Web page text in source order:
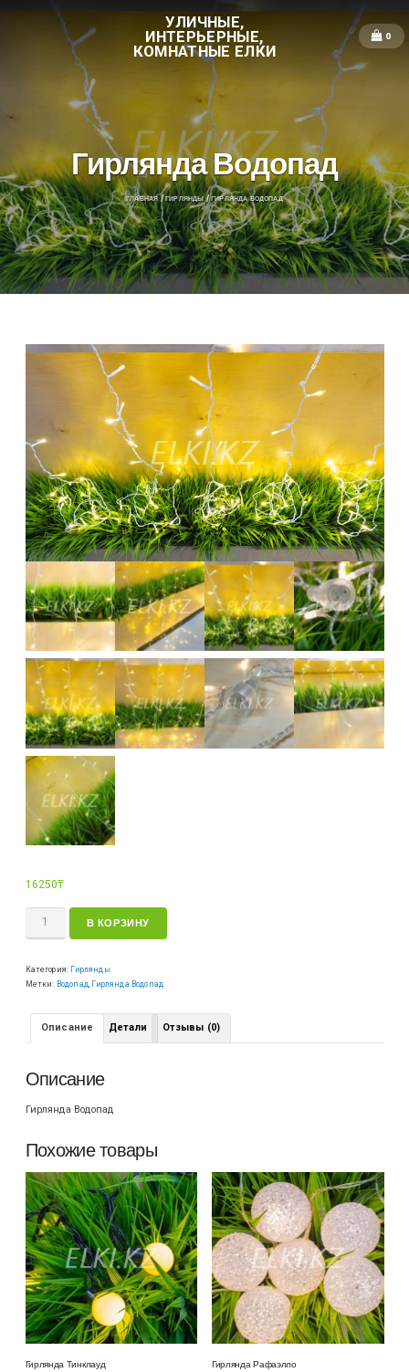
УЛИЧНЫЕ,
ИНТЕРЬЕРНЫЕ,
КОМНАТНЫЕ ЕЛКИ
0
Гирлянда Водопад
ГЛАВНАЯ/ГИРЛЯНДЫ/ ГИРЛЯНДА ВОДОПАД
16250₸
В КОРЗИНУ
Категория: Гирлянды
Метки: Водопад Гирлянда Водопад
Описание Детали Отзывы (0)
Описание
Гирлянда Водопад
Похожие товары
Гирлянда Тинклауд Гирлянда Рафаэлло